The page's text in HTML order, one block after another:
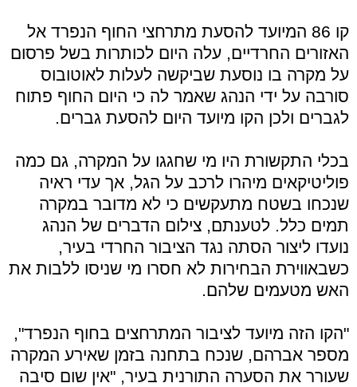
קו 86 המיועד להסעת מתרחצי החוף הנפרד אל
האזורים החרדיים, עלה היום לכותרות בשל פרסום
על מקרה בו נוסעת שביקשה לעלות לאוטובוס
סורבה על ידי הנהג שאמר לה כי היום החוף פתוח
לגברים ולכן הקו מיועד היום להסעת גברים.
בכלי התקשורת היו מי שחגגו על המקרה, גם כמה
פוליטיקאים מיהרו לרכב על הגל, אך עדי ראיה
שנכחו בשטח מתעקשים כי לא מדובר במקרה
תמים כלל. לטענתם, צילום הדברים של הנהג
נועדו ליצור הסתה נגד הציבור החרדי בעיר,
כשבאווירת הבחירות לא חסרו מי שניסו ללבות את
האש מטעמים שלהם.
"הקו הזה מיועד לציבור המתרחצים בחוף הנפרד",
מספר אברהם, שנכח בתחנה בזמן שאירע המקרה
שעורר את הסערה התורנית בעיר, "אין שום סיבה